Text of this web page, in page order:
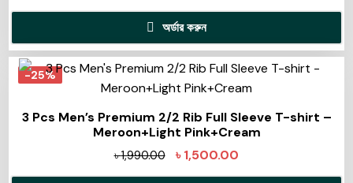
অর্ডার করুন
-25%
3 Pcs Men’s Premium 2/2 Rib Full Sleeve T-shirt –
Meroon+Light Pink+Cream
৳1,990.00 ৳1,500.00